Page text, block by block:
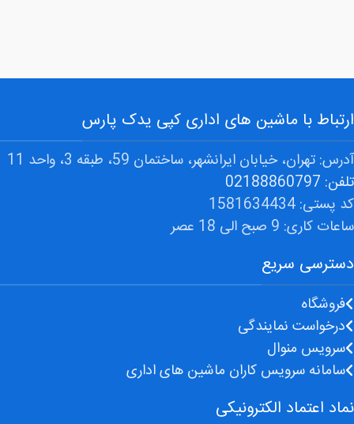
نماد اعتماد الکترونیکی
دسترسی سریع
فروشگاه
درخواست نمایندگی
سرویس منوال
سامانه سرویس کاران ماشین های اداری
ارتباط با ماشین های اداری کپی یدک پارس
آدرس: تهران، خیابان ایرانشهر، ساختمان 59، طبقه 3، واحد 11
تلفن: 02188860797
کد پستی: 1581634434
ساعات کاری: 9 صبح الی 18 عصر